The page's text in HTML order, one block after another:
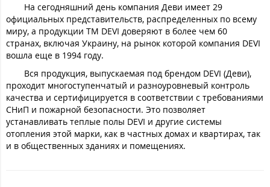
На сегодняшний день компания Деви имеет 29
официальных представительств, распределенных по всему
миру, а продукции ТМ DEVI доверяют в более чем 60
странах, включая Украину, на рынок которой компания DEVI
вошла еще в 1994 году.
Вся продукция, выпускаемая под брендом DEVI (Деви),
проходит многоступенчатый и разноуровневый контроль
качества и сертифицируется в соответствии с требованиями
СНиП и пожарной безопасности. Это позволяет
устанавливать теплые полы DEVI и другие системы
отопления этой марки, как в частных домах и квартирах, так
и в общественных зданиях и помещениях.